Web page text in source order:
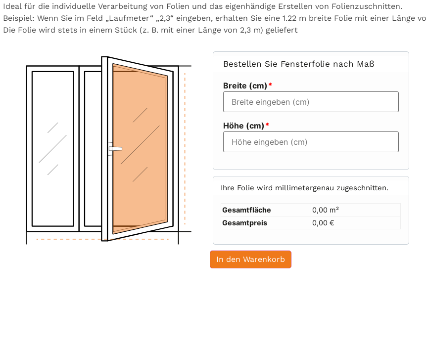
Ideal für die individuelle Verarbeitung von Folien und das eigenhändige Erstellen von Folienzuschnitten.
Beispiel: Wenn Sie im Feld „Laufmeter“ „2,3“ eingeben, erhalten Sie eine 1.22 m breite Folie mit einer Länge
Die Folie wird stets in einem Stück (z. B. mit einer Länge von 2,3 m) geliefert
Bestellen Sie Fensterfolie nach Maß
Breite (cm) *
Höhe (cm) *
Ihre Folie wird millimetergenau zugeschnitten.
Gesamtfläche
0,00 m²
Gesamtpreis
0,00 €
In den Warenkorb